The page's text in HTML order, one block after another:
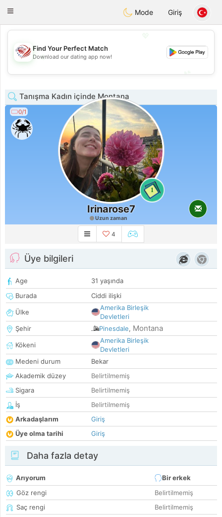
Dating
Toggle
Mode Giriş
💖
💕
Find Your Perfect Match
Download our dating app now!
Tanışma Kadın içinde Montana
0/1
1
Irinarose7
Uzun zaman
4
Üye bilgileri
Age
31 yaşında
Burada
Ciddi ilişki
Ülke
Amerika Birleşik
Devletleri
Şehir
Pinesdale, Montana
Kökeni
Amerika Birleşik
Devletleri
Medeni durum
Bekar
Akademik düzey
Belirtilmemiş
Sigara
Belirtilmemiş
İş
Belirtilmemiş
Arkadaşlarım
Giriş
Üye olma tarihi
Giriş
Daha fazla detay
Arıyorum
Bir erkek
Göz rengi
Belirtilmemiş
Saç rengi
Belirtilmemiş